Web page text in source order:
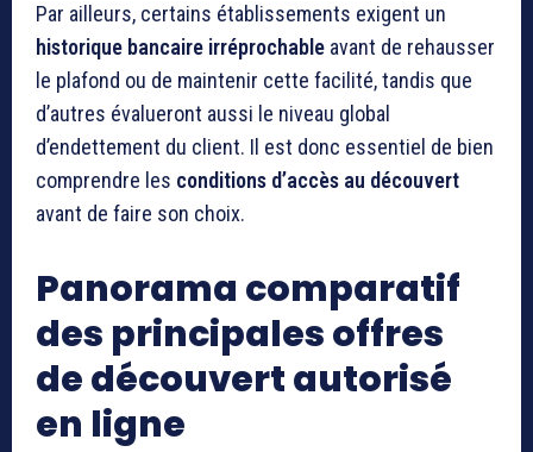
Par ailleurs, certains établissements exigent un
historique bancaire irréprochable avant de rehausser
le plafond ou de maintenir cette facilité, tandis que
d’autres évalueront aussi le niveau global
d’endettement du client. Il est donc essentiel de bien
comprendre les conditions d’accès au découvert
avant de faire son choix.
Panorama comparatif
des principales offres
de découvert autorisé
en ligne